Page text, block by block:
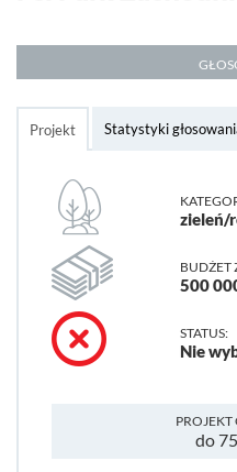
Projekt Statystyki
zieleń/
BUDŻET
500
STATUS:
Nie
do